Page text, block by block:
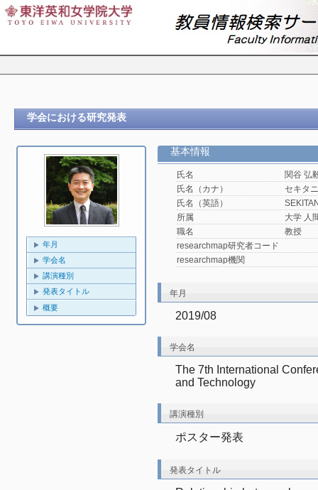
学会における研究発表
年月
学会名
講演種別
発表タイトル
概要
基本情報
氏名
関谷 弘
氏名（カナ）
セキタ
氏名（英語）
所属
大学 人
職名
教授
researchmap研究者コード
researchmap機関
年月
2019/08
学会名
The 7th International
and Technology
講演種別
ポスター発表
発表タイトル